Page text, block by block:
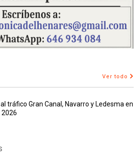
Ver todo
tráfico Gran Canal, Navarro y Ledesma en